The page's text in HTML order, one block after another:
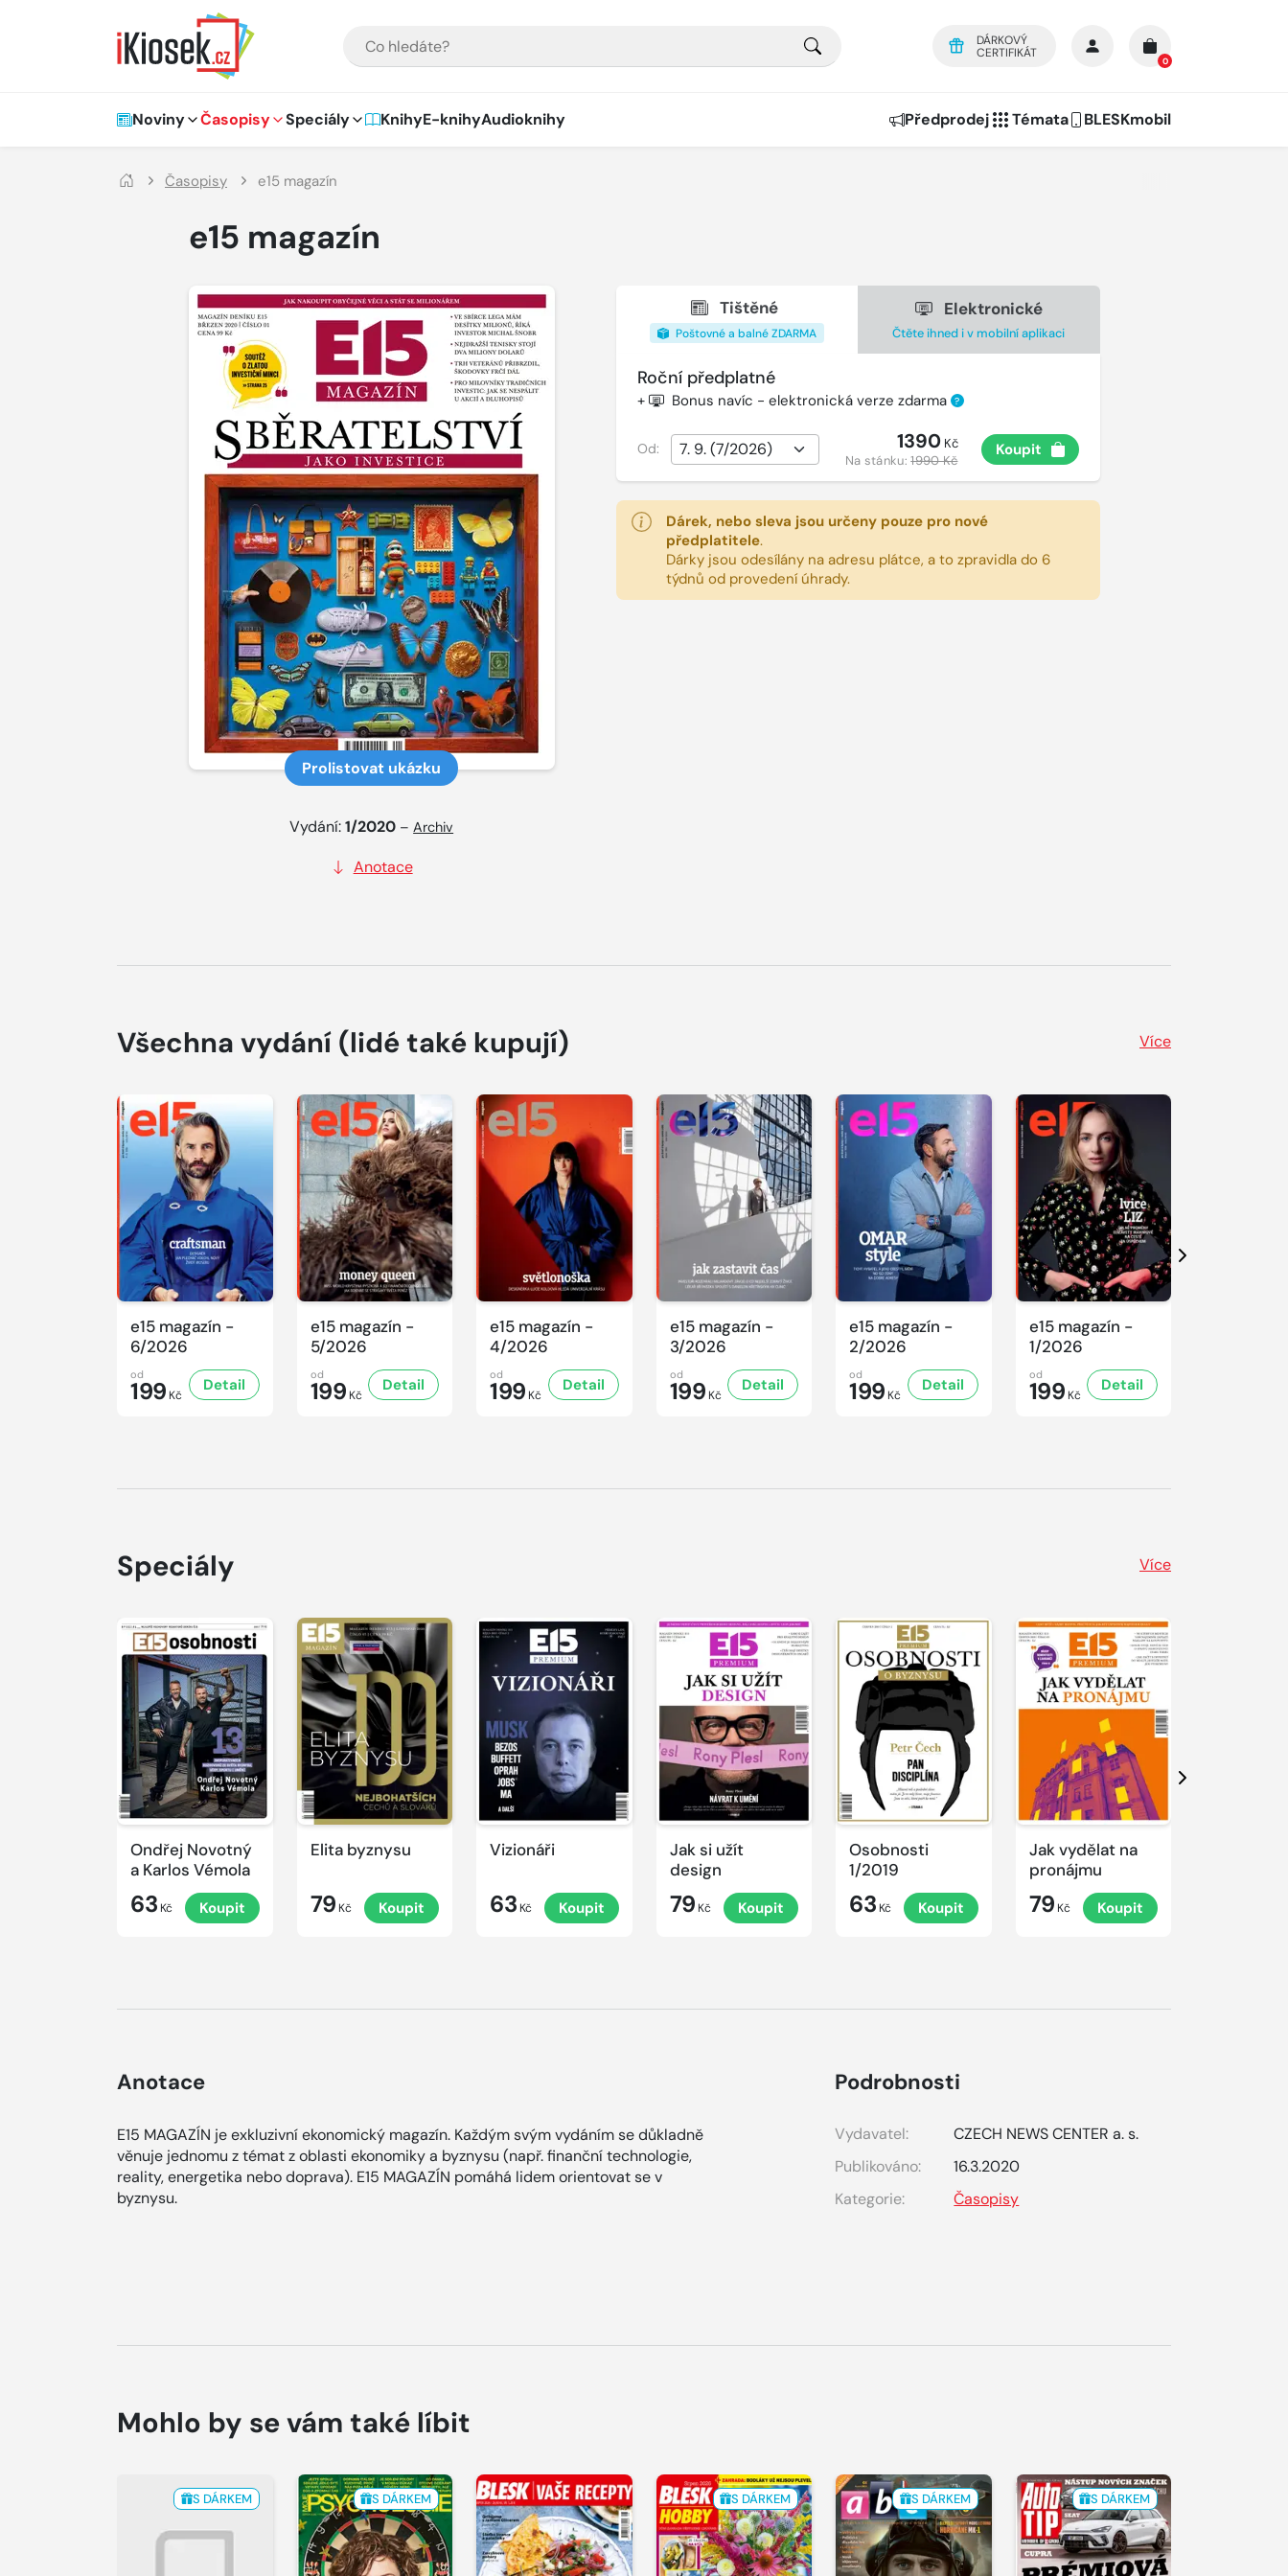
DÁRKOVÝ
CERTIFIKÁT
0
Hlavní navigace
Noviny Časopisy Speciály KnihyE-knihyAudioknihy Předprodej Témata BLESKmobil
Časopisy e15 magazín
e15 magazín
Prolistovat ukázku
Vydání:1/2020 –Archiv
Anotace
Tištěné
Poštovné a balné ZDARMA
Elektronické
Čtěte ihned i v mobilní aplikaci
Roční předplatné
+ Bonus navíc - elektronická verze zdarma ?
Od: 1390Kč
Na stánku:1990 Kč
Koupit
Dárek, nebo sleva jsou určeny pouze pro nové
předplatitele.
Dárky jsou odesílány na adresu plátce, a to zpravidla do 6
týdnů od provedení úhrady.
Všechna vydání (lidé také kupují) Více
e15 magazín -
6/2026
od
199 Kč
Detail
e15 magazín -
5/2026
od
199 Kč
Detail
e15 magazín -
4/2026
od
199 Kč
Detail
e15 magazín -
3/2026
od
199 Kč
Detail
e15 magazín -
2/2026
od
199 Kč
Detail
e15 magazín -
1/2026
od
199 Kč
Detail
Další
Speciály Více
Ondřej Novotný
a Karlos Vémola
63 Kč Koupit
Elita byznysu
79 Kč Koupit
Vizionáři
63 Kč Koupit
Jak si užít
design
79 Kč Koupit
Osobnosti
1/2019
63 Kč Koupit
Jak vydělat na
pronájmu
79 Kč Koupit
Další
Anotace
E15 MAGAZÍN je exkluzivní ekonomický magazín. Každým svým vydáním se důkladně
věnuje jednomu z témat z oblasti ekonomiky a byznysu (např. finanční technologie,
reality, energetika nebo doprava). E15 MAGAZÍN pomáhá lidem orientovat se v
byznysu.
Podrobnosti
Vydavatel:
CZECH NEWS CENTER a. s.
Publikováno:
16.3.2020
Kategorie:
Časopisy
Mohlo by se vám také líbit
S DÁRKEM S DÁRKEM S DÁRKEM S DÁRKEM S DÁRKEM